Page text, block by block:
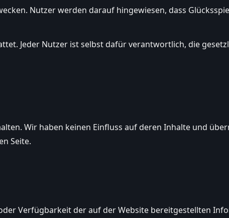
Nutzer werden darauf hingewiesen, dass
Jeder Nutzer ist selbst dafür verantwortlich, die
Wir haben keinen Einfluss auf deren Inhalte und
Seite.
Verfügbarkeit der auf der Website bereitgestellten